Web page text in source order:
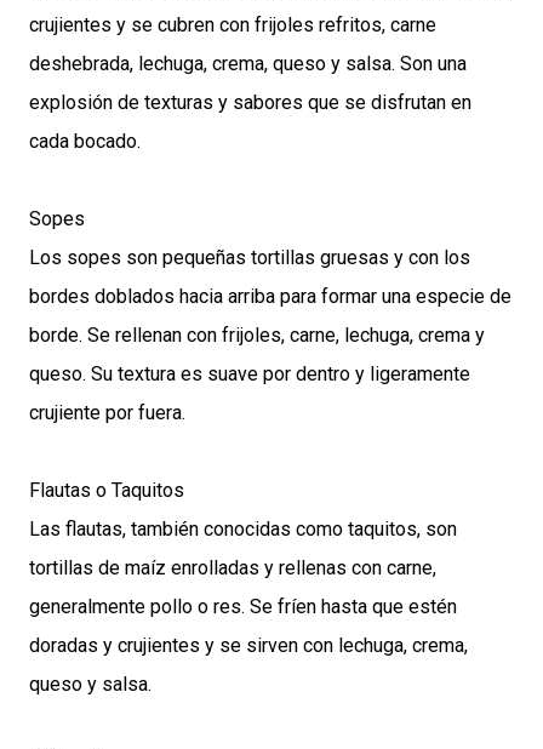
crujientes y se cubren con frijoles refritos, carne
deshebrada, lechuga, crema, queso y salsa. Son una
explosión de texturas y sabores que se disfrutan en
cada bocado.
Sopes
Los sopes son pequeñas tortillas gruesas y con los
bordes doblados hacia arriba para formar una especie de
borde. Se rellenan con frijoles, carne, lechuga, crema y
queso. Su textura es suave por dentro y ligeramente
crujiente por fuera.
Flautas o Taquitos
Las flautas, también conocidas como taquitos, son
tortillas de maíz enrolladas y rellenas con carne,
generalmente pollo o res. Se fríen hasta que estén
doradas y crujientes y se sirven con lechuga, crema,
queso y salsa.